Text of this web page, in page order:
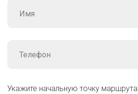
Укажите начальную точку маршрута